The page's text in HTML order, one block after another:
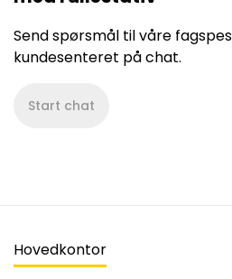
Send spørsmål til våre
kundesenteret på chat.
Start chat
Hovedkontor